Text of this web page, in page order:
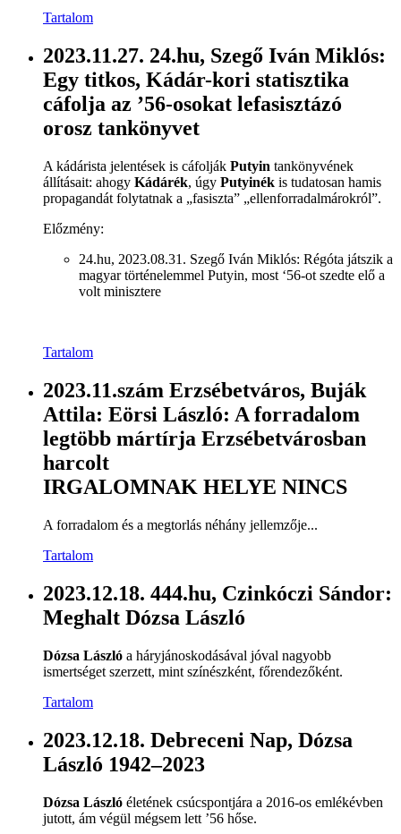
Tartalom
2023.11.27. 24.hu, Szegő Iván Miklós:
Egy titkos, Kádár-kori statisztika
cáfolja az ’56-osokat lefasisztázó
orosz tankönyvet
A kádárista jelentések is cáfolják Putyin tankönyvének
állításait: ahogy Kádárék, úgy Putyinék is tudatosan hamis
propagandát folytatnak a „fasiszta” „ellenforradalmárokról”.
Előzmény:
24.hu, 2023.08.31. Szegő Iván Miklós: Régóta játszik a
magyar történelemmel Putyin, most ‘56-ot szedte elő a
volt minisztere
Tartalom
2023.11.szám Erzsébetváros, Buják
Attila: Eörsi László: A forradalom
legtöbb mártírja Erzsébetvárosban
harcolt
IRGALOMNAK HELYE NINCS
A forradalom és a megtorlás néhány jellemzője...
Tartalom
2023.12.18. 444.hu, Czinkóczi Sándor:
Meghalt Dózsa László
Dózsa László a háryjánoskodásával jóval nagyobb
ismertséget szerzett, mint színészként, főrendezőként.
Tartalom
2023.12.18. Debreceni Nap, Dózsa
László 1942–2023
Dózsa László életének csúcspontjára a 2016-os emlékévben
jutott, ám végül mégsem lett ’56 hőse.